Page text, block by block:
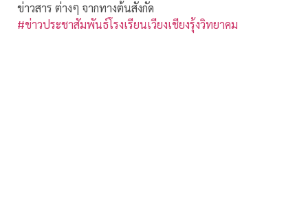
ข่าวสาร ต่างๆ จากทางต้นสังกัด
#ข่าวประชาสัมพันธ์โรงเรียนเวียงเชียงรุ้งวิทยาคม